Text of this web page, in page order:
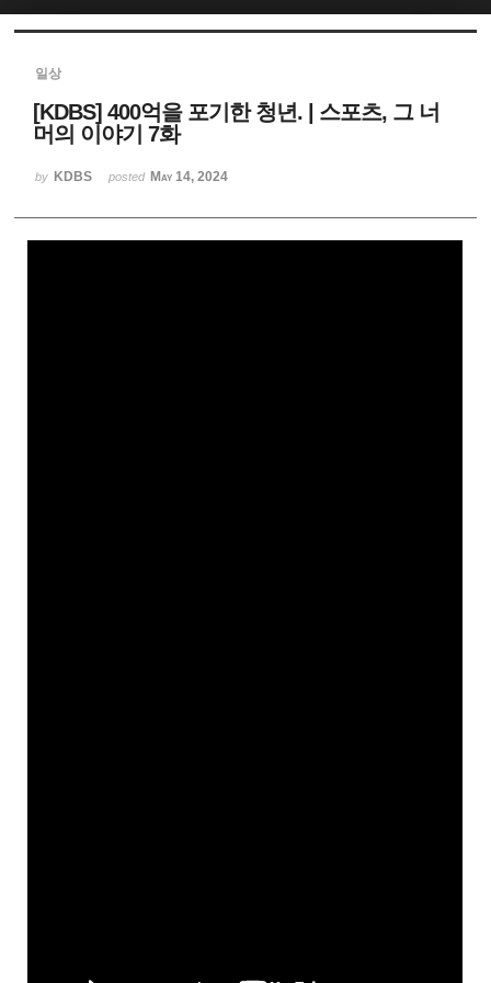
일상
[KDBS] 400억을 포기한 청년. | 스포츠, 그 너
머의 이야기 7화
by KDBS posted May 14, 2024
Sketchbook5, 스케치북5
Sketchbook5, 스케치북5